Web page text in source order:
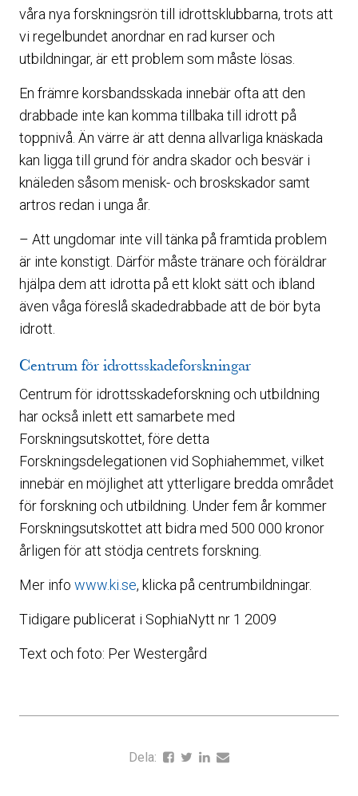
våra nya forskningsrön till idrottsklubbarna, trots att
vi regelbundet anordnar en rad kurser och
utbildningar, är ett problem som måste lösas.
En främre korsbandsskada innebär ofta att den
drabbade inte kan komma tillbaka till idrott på
toppnivå. Än värre är att denna allvarliga knäskada
kan ligga till grund för andra skador och besvär i
knäleden såsom menisk- och broskskador samt
artros redan i unga år.
– Att ungdomar inte vill tänka på framtida problem
är inte konstigt. Därför måste tränare och föräldrar
hjälpa dem att idrotta på ett klokt sätt och ibland
även våga föreslå skadedrabbade att de bör byta
idrott.
Centrum för idrottsskadeforskningar
Centrum för idrottsskadeforskning och utbildning
har också inlett ett samarbete med
Forskningsutskottet, före detta
Forskningsdelegationen vid Sophiahemmet, vilket
innebär en möjlighet att ytterligare bredda området
för forskning och utbildning. Under fem år kommer
Forskningsutskottet att bidra med 500 000 kronor
årligen för att stödja centrets forskning.
Mer info www.ki.se, klicka på centrumbildningar.
Tidigare publicerat i SophiaNytt nr 1 2009
Text och foto: Per Westergård
Dela: